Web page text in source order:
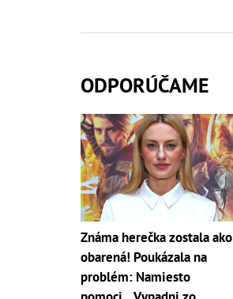
ODPORÚČAME
Známa herečka zostala ako
obarená! Poukázala na
problém: Namiesto